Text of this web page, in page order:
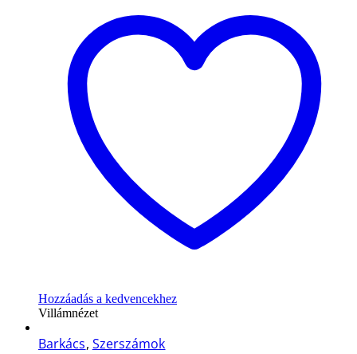
Hozzáadás a kedvencekhez
Villámnézet
Barkács, Szerszámok